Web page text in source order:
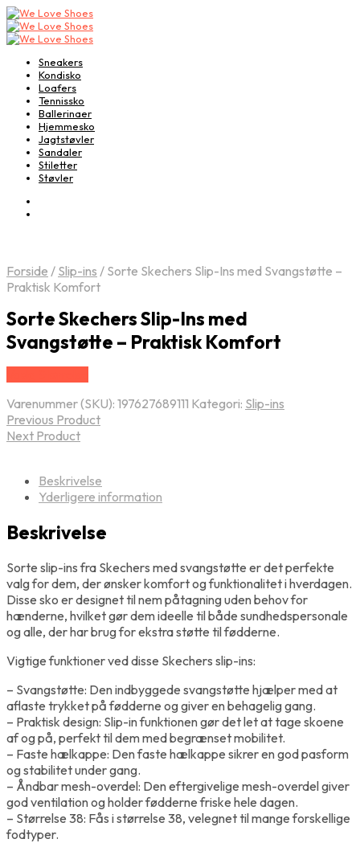
Sneakers
Kondisko
Loafers
Tennissko
Ballerinaer
Hjemmesko
Jagtstøvler
Sandaler
Stiletter
Støvler
Forside / Slip-ins / Sorte Skechers Slip-Ins med Svangstøtte –
Praktisk Komfort
Sorte Skechers Slip-Ins med
Svangstøtte – Praktisk Komfort
Varenummer (SKU): 197627689111 Kategori: Slip-ins
Previous Product
Next Product
Beskrivelse
Yderligere information
Beskrivelse
Sorte slip-ins fra Skechers med svangstøtte er det perfekte
valg for dem, der ønsker komfort og funktionalitet i hverdagen.
Disse sko er designet til nem påtagning uden behov for
hænderne, hvilket gør dem ideelle til både sundhedspersonale
og alle, der har brug for ekstra støtte til fødderne.
Vigtige funktioner ved disse Skechers slip-ins:
– Svangstøtte: Den indbyggede svangstøtte hjælper med at
aflaste trykket på fødderne og giver en behagelig gang.
– Praktisk design: Slip-in funktionen gør det let at tage skoene
af og på, perfekt til dem med begrænset mobilitet.
– Faste hælkappe: Den faste hælkappe sikrer en god pasform
og stabilitet under gang.
– Åndbar mesh-overdel: Den eftergivelige mesh-overdel giver
god ventilation og holder fødderne friske hele dagen.
– Størrelse 38: Fås i størrelse 38, velegnet til mange forskellige
fodtyper.